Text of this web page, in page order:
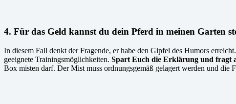
4. Für das Geld kannst du dein Pferd in meinen Garten
In diesem Fall denkt der Fragende, er habe den Gipfel des Humors
geeignete Trainingsmöglichkeiten. Spart Euch die Erklärung und fragt
Box misten darf. Der Mist muss ordnungsgemäß gelagert werden und die